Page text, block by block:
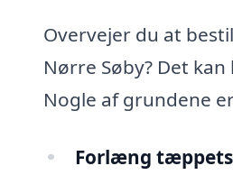
Overvejer du at
Nørre Søby? Det
Nogle af grundene
Forlæng